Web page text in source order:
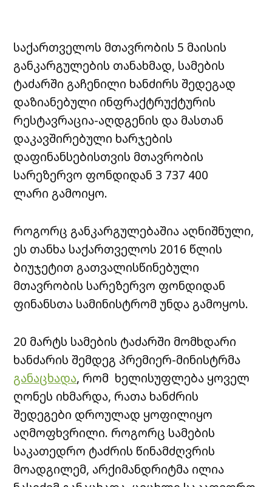
საქართველოს მთავრობის 5 მაისის
განკარგულების თანახმად, სამების
ტაძარში გაჩენილი ხანძირს შედეგად
დაზიანებული ინფრაქტრუქტურის
რესტავრაცია-აღდგენის და მასთან
დაკავშირებული ხარჯების
დაფინანსებისთვის მთავრობის
სარეზერვო ფონდიდან 3 737 400
ლარი გამოიყო.
როგორც განკარგულებაშია აღნიშნული,
ეს თანხა საქართველოს 2016 წლის
ბიუჯეტით გათვალისწინებული
მთავრობის სარეზერვო ფონდიდან
ფინანსთა სამინისტრომ უნდა გამოყოს.
20 მარტს სამების ტაძარში მომხდარი
ხანძარის შემდეგ პრემიერ-მინისტრმა
განაცხადა, რომ ხელისუფლება ყოველ
ღონეს იხმარდა, რათა ხანძრის
შედეგები დროულად ყოფილიყო
აღმოფხვრილი. როგორც სამების
საკათედრო ტაძრის წინამძღვრის
მოადგილემ, არქიმანდრიტმა ილია